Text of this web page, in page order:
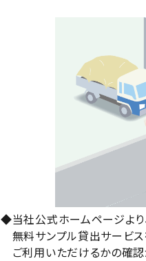
◆当社公式ホームページより
無料サンプル貸出サービス
ご利用いただけるかの確認